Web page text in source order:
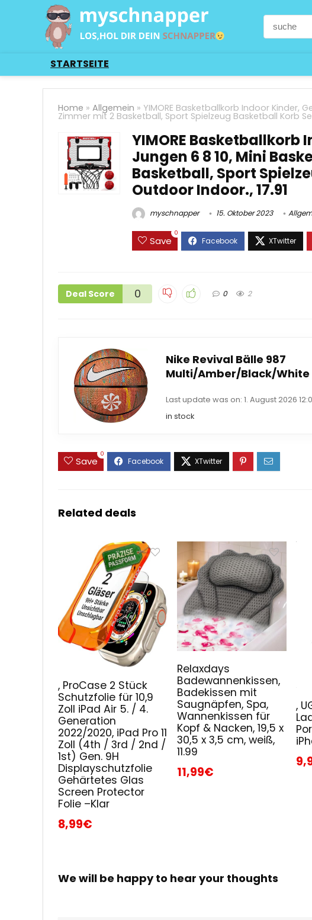
STARTSEITE
Home » Allgemein » YIMORE Basketballkorb Indoor Kinder,
Zimmer mit 2 Basketball, Sport Spielzeug Basketball Korb
YIMORE Basketballkorb
Jungen 6 8 10, Mini
Basketball, Sport
Outdoor Indoor., 17.91
myschnapper 15. Oktober 2023
Save
0
Deal Score 0 0 2
Nike Revival Bälle 987
Multi/Amber/Black/White
Last update was on: 1. August 2026
in stock
Save
0
Related deals
, ProCase 2 Stück
Schutzfolie für 10,9
Zoll iPad Air 5. / 4.
Generation
2022/2020, iPad Pro 11
Zoll (4th / 3rd / 2nd /
1st) Gen. 9H
Displayschutzfolie
Gehärtetes Glas
Screen Protector
Folie –Klar
8,99€
Relaxdays
Badewannenkissen,
Badekissen mit
Saugnäpfen, Spa,
Wannenkissen für
Kopf & Nacken, 19,5 x
30,5 x 3,5 cm, weiß,
11.99
11,99€
,
We will be happy to hear your thoughts